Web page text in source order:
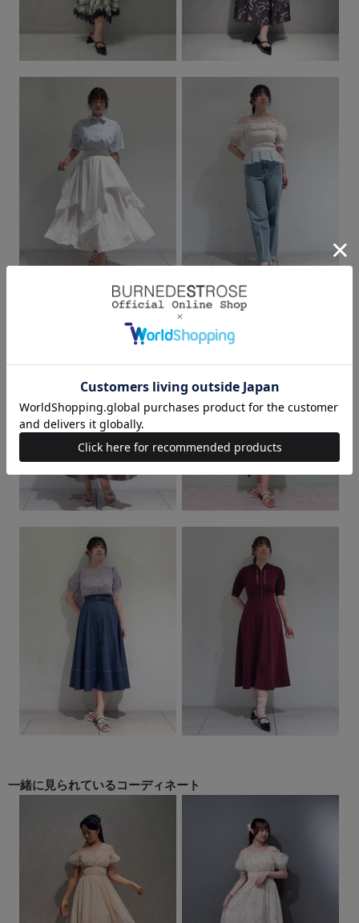
一緒に見られているコーディネート